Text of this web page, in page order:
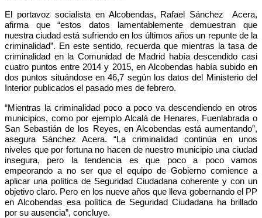
El portavoz socialista en Alcobendas, Rafael Sánchez Acera,
afirma que “estos datos lamentablemente demuestran que
nuestra ciudad está sufriendo en los últimos años un repunte de la
criminalidad”. En este sentido, recuerda que mientras la tasa de
criminalidad en la Comunidad de Madrid había descendido casi
cuatro puntos entre 2014 y 2015, en Alcobendas había subido en
dos puntos situándose en 46,7 según los datos del Ministerio del
Interior publicados el pasado mes de febrero.
“Mientras la criminalidad poco a poco va descendiendo en otros
municipios, como por ejemplo Alcalá de Henares, Fuenlabrada o
San Sebastián de los Reyes, en Alcobendas está aumentando”,
asegura Sánchez Acera. “La criminalidad continúa en unos
niveles que por fortuna no hacen de nuestro municipio una ciudad
insegura, pero la tendencia es que poco a poco vamos
empeorando a no ser que el equipo de Gobierno comience a
aplicar una política de Seguridad Ciudadana coherente y con un
objetivo claro. Pero en los nueve años que lleva gobernando el PP
en Alcobendas esa política de Seguridad Ciudadana ha brillado
por su ausencia”, concluye.